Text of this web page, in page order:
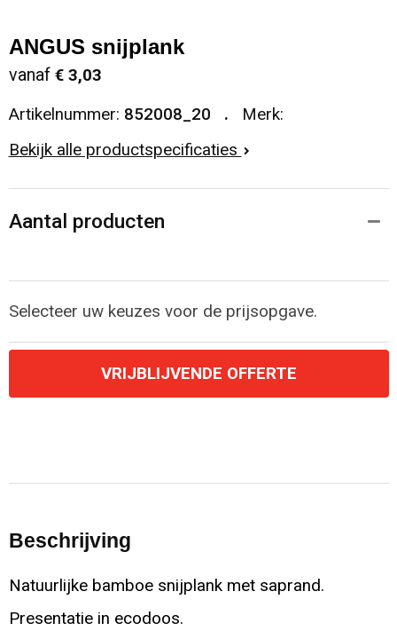
ANGUS snijplank
vanaf € 3,03
Artikelnummer: 852008_20
Merk:
Bekijk alle productspecificaties
Aantal producten
Selecteer uw keuzes voor de prijsopgave.
VRIJBLIJVENDE OFFERTE
Beschrijving
Natuurlijke bamboe snijplank met saprand.
Presentatie in ecodoos.